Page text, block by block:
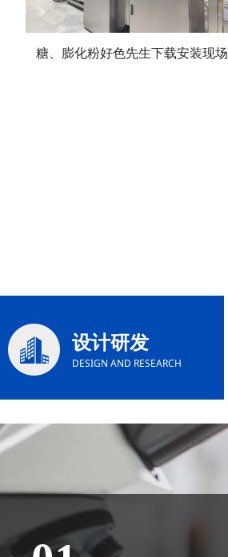
糖、膨化粉好色先生下载安装现场
设计研发
DESIGN AND RESEARCH